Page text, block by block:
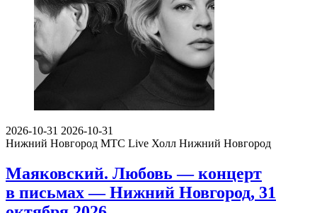
2026-10-31 2026-10-31
Нижний Новгород МТС Live Холл Нижний Новгород
Маяковский. Любовь — концерт
в письмах — Нижний Новгород, 31